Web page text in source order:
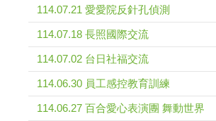
114.07.21 愛愛院反針孔偵測
114.07.18 長照國際交流
114.07.02 台日社福交流
114.06.30 員工感控教育訓練
114.06.27 百合愛心表演團 舞動世界